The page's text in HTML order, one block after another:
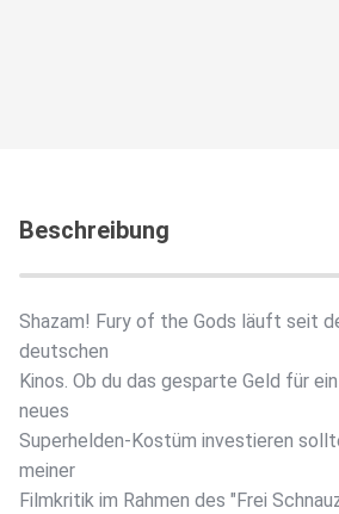
Beschreibung
Shazam! Fury of the Gods läuft seit
deutschen
Kinos. Ob du das gesparte Geld für
neues
Superhelden-Kostüm investieren
meiner
Filmkritik im Rahmen des "Frei